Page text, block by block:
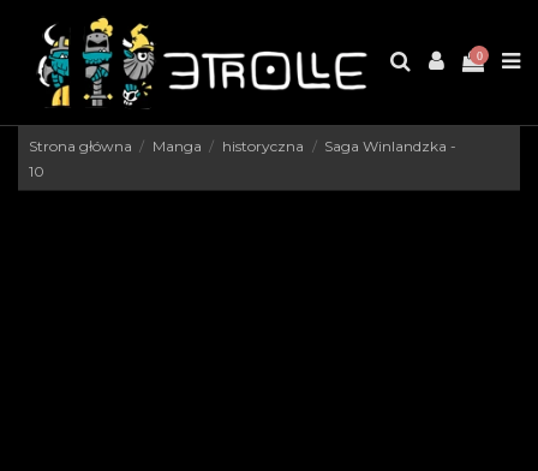
0
Strona główna Manga historyczna
Saga Winlandzka -
10